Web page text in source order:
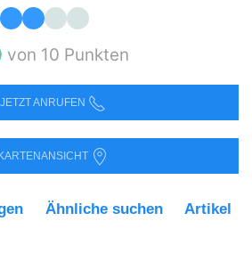
von 10 Punkten
JETZT ANRUFEN
KARTENANSICHT
Ähnliche suchen Artikel